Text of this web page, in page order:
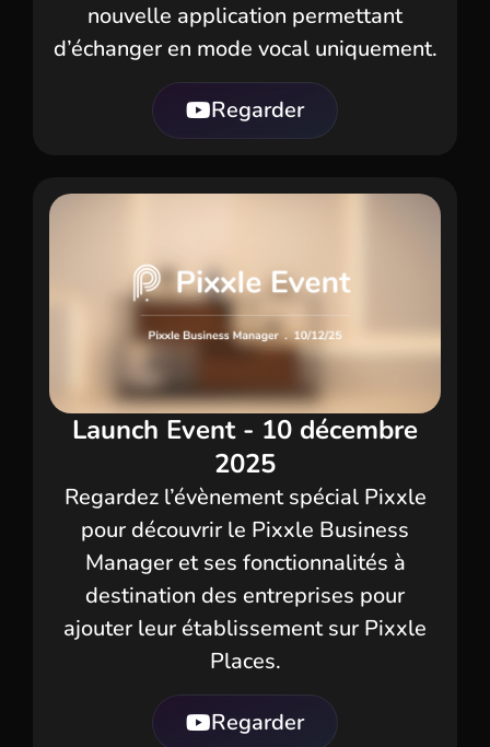
nouvelle application permettant
d’échanger en mode vocal uniquement.
Regarder
Launch Event - 10 décembre
2025
Regardez l’évènement spécial Pixxle
pour découvrir le Pixxle Business
Manageret ses fonctionnalités à
destination des entreprises pour
ajouter leur établissement sur Pixxle
Places.
Regarder